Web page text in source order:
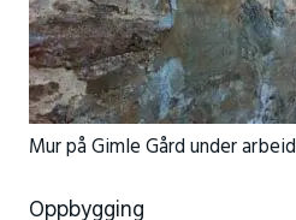
Mur på Gimle Gård under arbeid
Oppbygging